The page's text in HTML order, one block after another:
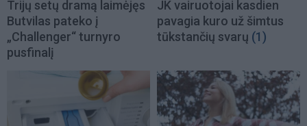
Trijų setų dramą laimėjęs
Butvilas pateko į
„Challenger“ turnyro
pusfinalį
JK vairuotojai kasdien
pavagia kuro už šimtus
tūkstančių svarų (1)